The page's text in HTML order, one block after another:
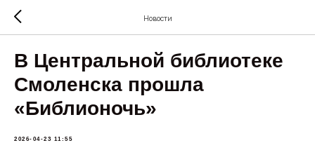
Новости
В Центральной библиотеке
Смоленска прошла
«Библионочь»
2026-04-23 11:55